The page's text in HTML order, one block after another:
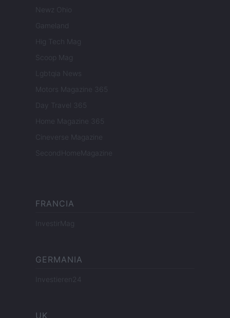
Newz Ohio
Gameland
Hig Tech Mag
Scoop Mag
Lgbtqia News
Motors Magazine 365
Day Travel 365
Home Magazine 365
Cineverse Magazine
SecondHomeMagazine
FRANCIA
InvestirMag
GERMANIA
Investieren24
UK